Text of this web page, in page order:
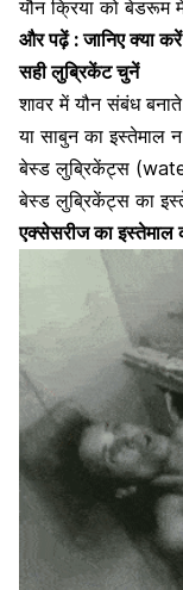
यौन क्रिया को बेडरूम
और पढ़ें :जानिए क्या
सही लुब्रिकेंट चुनें
शावर मेंयौन संबंध
या साबुन का
बेस्ड लुब्रिकेंट्स
बेस्ड लुब्रिकेंट्स का
एक्सेसरीज का इस्तेमाल